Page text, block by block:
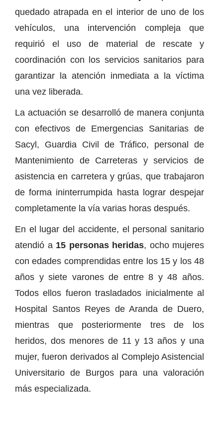
quedado atrapada en el interior de uno de los
vehículos, una intervención compleja que
requirió el uso de material de rescate y
coordinación con los servicios sanitarios para
garantizar la atención inmediata a la víctima
una vez liberada.
La actuación se desarrolló de manera conjunta
con efectivos de Emergencias Sanitarias de
Sacyl, Guardia Civil de Tráfico, personal de
Mantenimiento de Carreteras y servicios de
asistencia en carretera y grúas, que trabajaron
de forma ininterrumpida hasta lograr despejar
completamente la vía varias horas después.
En el lugar del accidente, el personal sanitario
atendió a 15 personas heridas, ocho mujeres
con edades comprendidas entre los 15 y los 48
años y siete varones de entre 8 y 48 años.
Todos ellos fueron trasladados inicialmente al
Hospital Santos Reyes de Aranda de Duero,
mientras que posteriormente tres de los
heridos, dos menores de 11 y 13 años y una
mujer, fueron derivados al Complejo Asistencial
Universitario de Burgos para una valoración
más especializada.